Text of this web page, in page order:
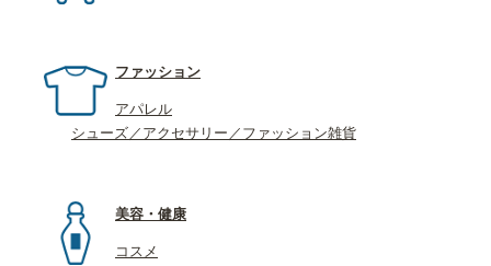
ファッション
アパレル
シューズ／アクセサリー／ファッション雑貨
美容・健康
コスメ